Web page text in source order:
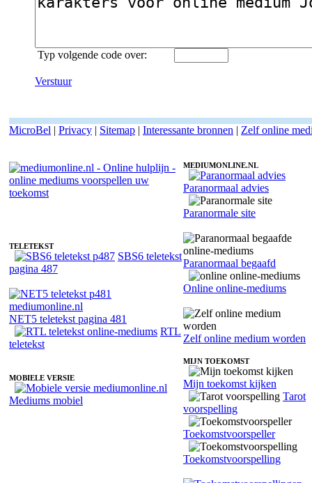
Typ volgende code over:
Verstuur
MicroBel | Privacy | Sitemap | Interessante bronnen | Zelf online
TELETEKST
SBS6 teletekst
pagina 487
NET5 teletekst pagina 481
RTL
teletekst
MOBIELE VERSIE
Mediums mobiel
MEDIUMONLINE.NL
Paranormaal advies
Paranormale site
Paranormaal begaafd
Online online-mediums
Zelf online medium worden
MIJN TOEKOMST
Mijn toekomst kijken
Tarot
voorspelling
Toekomstvoorspeller
Toekomstvoorspelling